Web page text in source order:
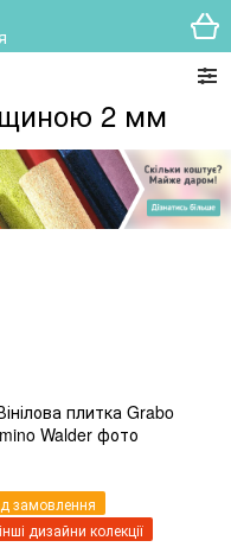
2 мм
замовлення
дизайни колекції